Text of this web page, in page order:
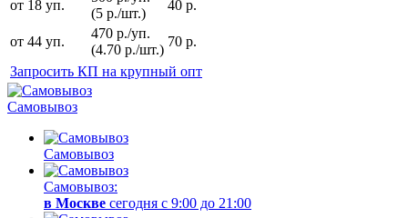
от 18 уп.
(5 р./шт.)
40 р.
от 44 уп.
470 р./уп.
(4.70 р./шт.)
70 р.
Запросить КП на крупный опт
Самовывоз
Самовывоз
Самовывоз:
в Москве сегодня с 9:00 до 21:00